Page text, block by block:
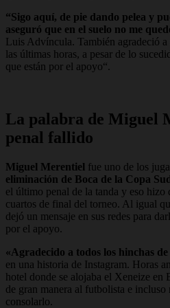
“Sigo aquí, de pie dando pelea y
aseguró que en el suelo no me
Luis Advíncula. También agradeció
las últimas horas, a pesar de lo
que están por el apoyo“.
La palabra de Miguel
penal fallido
Miguel Merentiel fue uno de los
eliminación de Boca de la Copa
el último penal de la tanda y eso hizo
cuartos de final del torneo. Al igual
dejó un mensaje en sus redes para
por el apoyo.
«Agradecido a todos los hinchas
en una historia de Instagram. Horas
hotel donde se alojaba el Xeneize en
de gran manera al futbolista e incluso
consolarlo.